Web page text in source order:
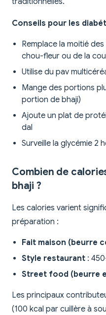
Conseils pour les
Remplace la moitié
chou-fleur ou de la
Utilise du pav
Mange des portions
portion de bhaji)
Ajoute un plat de
dal
Surveille la glycémie 2
Combien de
bhaji ?
Les calories varient
préparation :
Fait maison (beurre
Style restaurant :
Street food (beurre
Les principaux
(100 kcal par cuillère à